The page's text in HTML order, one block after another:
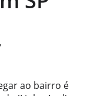
ao bairro é